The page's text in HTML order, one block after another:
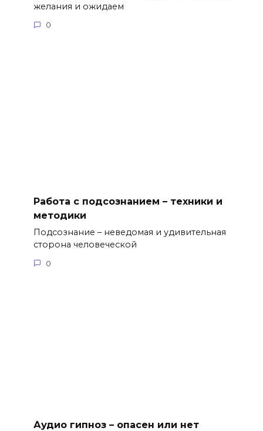
желания и ожидаем
0
Работа с подсознанием – техники и
методики
Подсознание – неведомая и удивительная
сторона человеческой
0
Аудио гипноз – опасен или нет